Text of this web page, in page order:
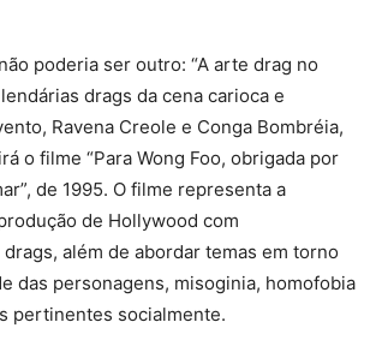
poderia ser outro: “A arte drag no
drags da cena carioca e
Ravena Creole e Conga Bombréia,
o filme “Para Wong Foo, obrigada por
de 1995. O filme representa a
de Hollywood com
além de abordar temas em torno
das personagens, misoginia, homofobia
pertinentes socialmente.